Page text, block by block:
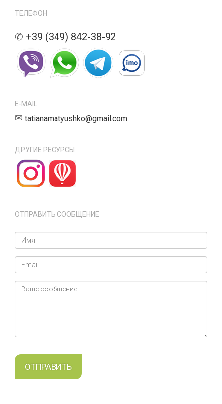
ТЕЛЕФОН
✆ +39 (349) 842-38-92
E-MAIL
✉ tatianamatyushko@gmail.com
ДРУГИЕ РЕСУРСЫ
ОТПРАВИТЬ СООБЩЕНИЕ